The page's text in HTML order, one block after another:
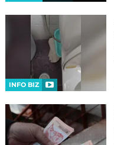
INFO BIZ